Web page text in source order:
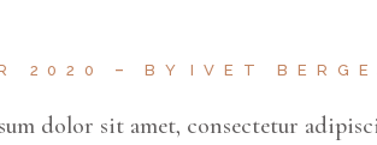
2020 BY IVET
dolor sit amet, consectetur